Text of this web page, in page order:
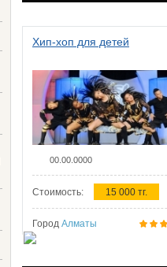
Хип-хоп для детей
00.00.0000
Стоимость: 15 000 тг.
Город Алматы